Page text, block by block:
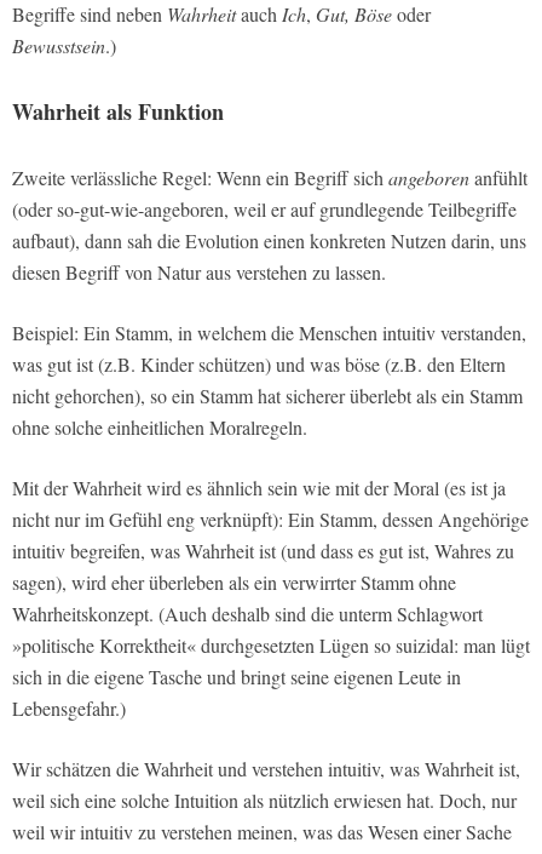
Begriffe sind neben WahrheitauchIch, Gut, Böseoder
Bewusstsein.)
Wahrheit als Funktion
Zweite verlässliche Regel: Wenn ein Begriff sichangeborenanfühlt
(oder so-gut-wie-angeboren, weil er auf grundlegende Teilbegriffe
aufbaut), dann sah die Evolution einen konkreten Nutzen darin, uns
diesen Begriff von Natur aus verstehen zu lassen.
Beispiel: Ein Stamm, in welchem die Menschen intuitiv verstanden,
was gut ist (z.B. Kinder schützen) und was böse (z.B. den Eltern
nicht gehorchen), so ein Stamm hat sicherer überlebt als ein Stamm
ohne solche einheitlichen Moralregeln.
Mit der Wahrheit wird es ähnlich sein wie mit der Moral (es ist ja
nicht nur im Gefühl eng verknüpft): Ein Stamm, dessen Angehörige
intuitiv begreifen, was Wahrheit ist (und dass es gut ist, Wahres zu
sagen), wird eher überleben als ein verwirrter Stamm ohne
Wahrheitskonzept. (Auch deshalb sind die unterm Schlagwort
»politische Korrektheit« durchgesetzten Lügen so suizidal: man lügt
sich in die eigene Tasche und bringt seine eigenen Leute in
Lebensgefahr.)
Wir schätzen die Wahrheit und verstehen intuitiv, was Wahrheit ist,
weil sich eine solche Intuition als nützlich erwiesen hat. Doch, nur
weil wir intuitiv zu verstehen meinen, was das Wesen einer Sache